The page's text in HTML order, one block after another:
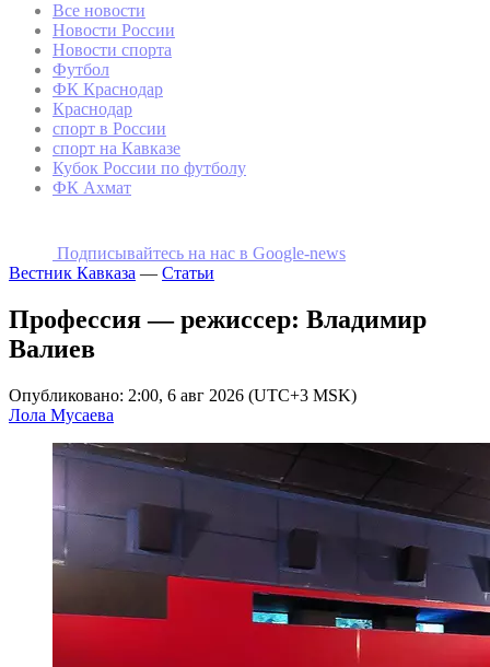
Все новости
Новости России
Новости спорта
Футбол
ФК Краснодар
Краснодар
спорт в России
спорт на Кавказе
Кубок России по футболу
ФК Ахмат
Подписывайтесь на наc в Google-news
Вестник Кавказа — Статьи
Профессия — режиссер: Владимир
Валиев
Опубликовано: 2:00, 6 авг 2026 (UTC+3 MSK)
Лола Мусаева